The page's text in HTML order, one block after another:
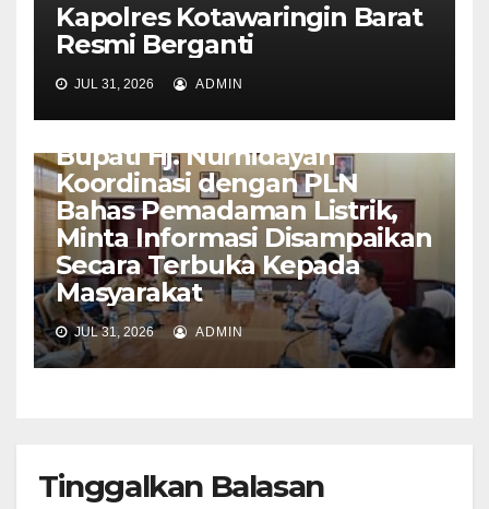
Kapolres Kotawaringin Barat
Resmi Berganti
JUL 31, 2026 ADMIN
Bupati Hj. Nurhidayah
Koordinasi dengan PLN
Bahas Pemadaman Listrik,
Minta Informasi Disampaikan
Secara Terbuka Kepada
Masyarakat
JUL 31, 2026 ADMIN
Tinggalkan Balasan